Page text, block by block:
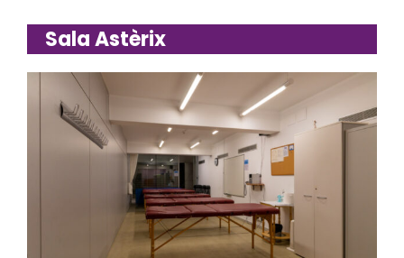
Sala Astèrix